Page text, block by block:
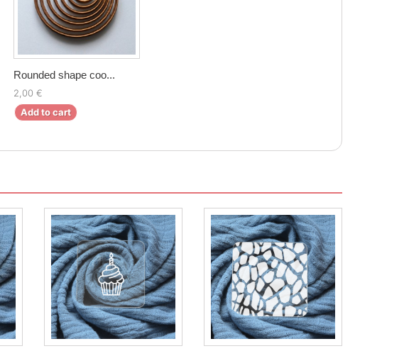
Rounded shape coo...
2,00 €
Add to cart